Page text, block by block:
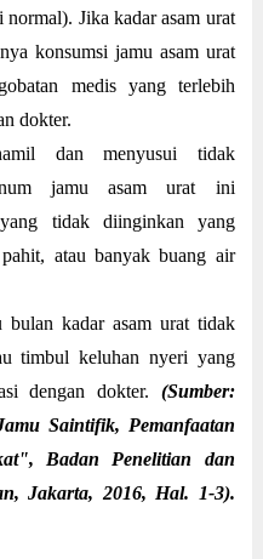
Jika kadar asam urat
konsumsi jamu asam urat
medis yang terlebih
dokter.
dan menyusui tidak
jamu asam urat ini
tidak diinginkan yang
atau banyak buang air
bulan kadar asam urat tidak
timbul keluhan nyeri yang
dengan dokter. (Sumber:
Saintifik, Pemanfaatan
Badan Penelitian dan
Jakarta, 2016, Hal. 1-3).